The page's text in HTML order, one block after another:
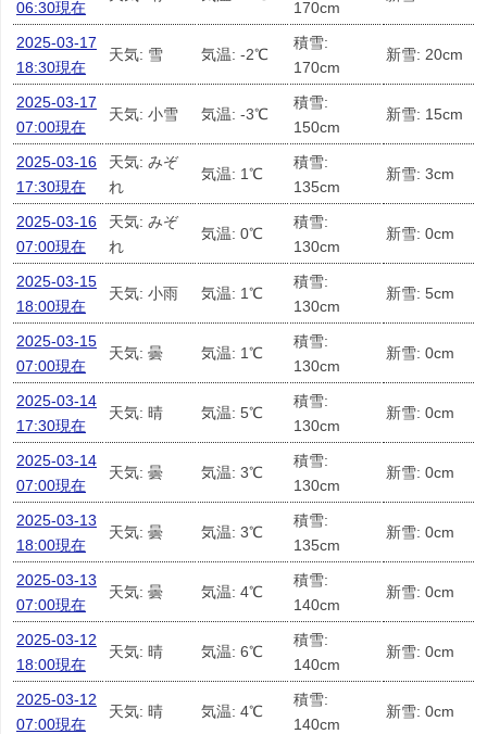
06:30現在 170cm
2025-03-17
18:30現在
天気: 雪 気温: -2℃
積雪:
170cm
新雪: 20cm
2025-03-17
07:00現在
天気: 小雪 気温: -3℃
積雪:
150cm
新雪: 15cm
2025-03-16
17:30現在
天気: みぞ
れ
気温: 1℃
積雪:
135cm
新雪: 3cm
2025-03-16
07:00現在
天気: みぞ
れ
気温: 0℃
積雪:
130cm
新雪: 0cm
2025-03-15
18:00現在
天気: 小雨 気温: 1℃
積雪:
130cm
新雪: 5cm
2025-03-15
07:00現在
天気: 曇 気温: 1℃
積雪:
130cm
新雪: 0cm
2025-03-14
17:30現在
天気: 晴 気温: 5℃
積雪:
130cm
新雪: 0cm
2025-03-14
07:00現在
天気: 曇 気温: 3℃
積雪:
130cm
新雪: 0cm
2025-03-13
18:00現在
天気: 曇 気温: 3℃
積雪:
135cm
新雪: 0cm
2025-03-13
07:00現在
天気: 曇 気温: 4℃
積雪:
140cm
新雪: 0cm
2025-03-12
18:00現在
天気: 晴 気温: 6℃
積雪:
140cm
新雪: 0cm
2025-03-12
07:00現在
天気: 晴 気温: 4℃
積雪:
140cm
新雪: 0cm